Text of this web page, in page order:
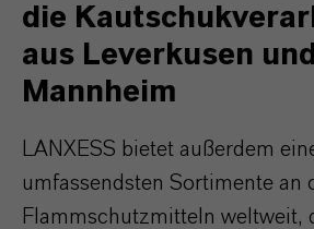
die
aus Leverkusen und
Mannheim
LANXESS bietet außerdem
umfassendsten Sortimente an
Flammschutzmitteln weltweit,